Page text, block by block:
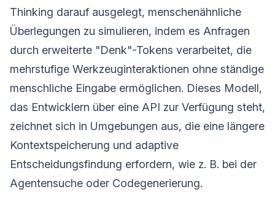
Thinking darauf ausgelegt, menschenähnliche
Überlegungen zu simulieren, indem es Anfragen
durch erweiterte "Denk"-Tokens verarbeitet, die
mehrstufige Werkzeuginteraktionen ohne ständige
menschliche Eingabe ermöglichen. Dieses Modell,
das Entwicklern über eine API zur Verfügung steht,
zeichnet sich in Umgebungen aus, die eine längere
Kontextspeicherung und adaptive
Entscheidungsfindung erfordern, wie z. B. bei der
Agentensuche oder Codegenerierung.